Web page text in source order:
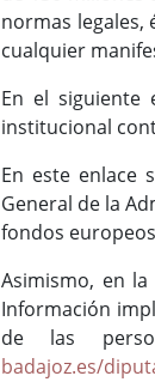
normas legales,
cualquier
En el siguiente
institucional
En este enlace
General de la
fondos
Asimismo, en
Información
de las
badajoz.es/